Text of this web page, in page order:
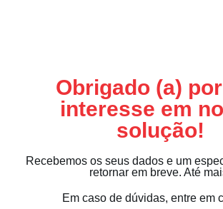
Obrigado (a)
interesse em
solução!
Recebemos os seus dados e um
retornar em breve. Até
Em caso de dúvidas, entre em